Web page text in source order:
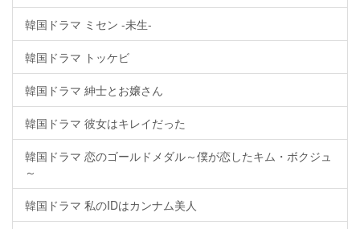
韓国ドラマ ミセン -未生-
韓国ドラマ トッケビ
韓国ドラマ 紳士とお嬢さん
韓国ドラマ 彼女はキレイだった
韓国ドラマ 恋のゴールドメダル～僕が恋したキム・ボクジュ
～
韓国ドラマ 私のIDはカンナム美人